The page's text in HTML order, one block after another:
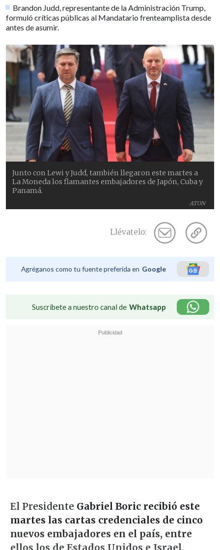
Brandon Judd, representante de la Administración Trump,
formuló críticas públicas al Mandatario frenteamplista desde
antes de asumir.
ATON
Junto con Lewi y Judd, también llegaron este martes a
La Moneda los flamantes embajadores de Japón, Cuba y
Panamá.
Llévatelo:
Agréganos como tu fuente preferida en Google
Suscríbete a nuestro canal de Whatsapp
El Presidente Gabriel Boric recibió este
martes las cartas credenciales de cinco
nuevos embajadores en el país, entre
ellos los de Estados Unidos e Israel,